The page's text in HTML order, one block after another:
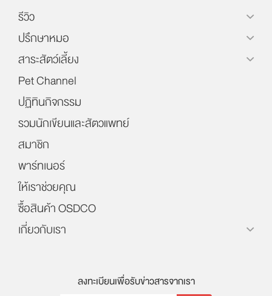
รีวิว
ปรึกษาหมอ
สาระสัตว์เลี้ยง
Pet Channel
ปฏิทินกิจกรรม
รวมนักเขียนและสัตวแพทย์
สมาชิก
พาร์ทเนอร์
ให้เราช่วยคุณ
ซื้อสินค้า OSDCO
เกี่ยวกับเรา
ลงทะเบียนเพื่อรับข่าวสารจากเรา